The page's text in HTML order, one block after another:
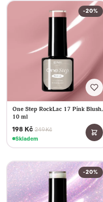
-20%
One Step RockLac 17 Pink Blush,
10 ml
198 Kč 249 Kč
Skladem
-20%